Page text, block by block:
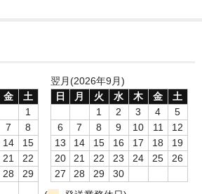
金
土
1
7
8
14
15
21
22
28
29
翌月(2026年9月)
日
月 火 水 木 金
土
1
2 3 4
5
6
7 8 9 10 11
12
13
14 15 16 17 18
19
20
21 22 23 24 25
26
27
28 29
30